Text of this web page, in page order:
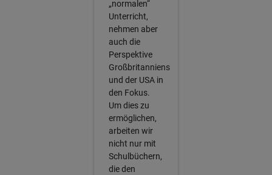
„normalen“
Unterricht,
nehmen aber
auch die
Perspektive
Großbritanniens
und der USA in
den Fokus.
Um dies zu
ermöglichen,
arbeiten wir
nicht nur mit
Schulbüchern,
die den